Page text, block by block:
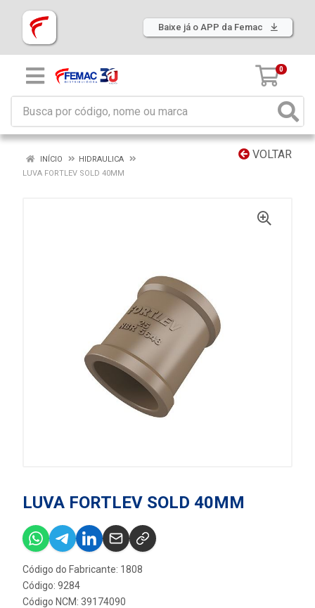
Baixe já o APP da Femac
0
VOLTAR
INÍCIO
HIDRAULICA
LUVA FORTLEV SOLD 40MM
LUVA FORTLEV SOLD 40MM
Código do Fabricante: 1808
Código: 9284
Código NCM: 39174090